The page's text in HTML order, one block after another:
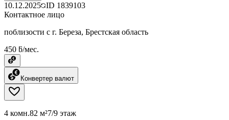
10.12.2025 ID 1839103
Контактное лицо
поблизости с г. Береза, Брестская область
450 ƃ/мес.
Конвертер валют
4 комн.82 м²7/9 этаж